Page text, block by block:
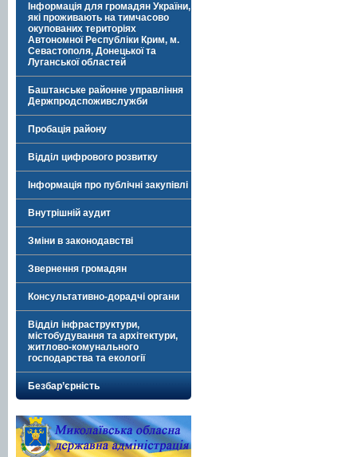
Інформація для громадян України,
які проживають на тимчасово
окупованих територіях
Автономної Республіки Крим, м.
Севастополя, Донецької та
Луганської областей
Баштанське районне управління
Держпродспоживслужби
Пробація району
Відділ цифрового розвитку
Інформація про публічні закупівлі
Внутрішній аудит
Зміни в законодавстві
Звернення громадян
Консультативно-дорадчі органи
Відділ інфраструктури,
містобудування та архітектури,
житлово-комунального
господарства та екології
Безбар’єрність